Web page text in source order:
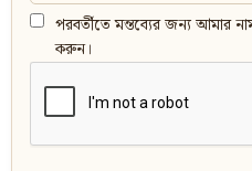
পরবর্তীতে মন্তব্যের জন্য আমার
করুন।